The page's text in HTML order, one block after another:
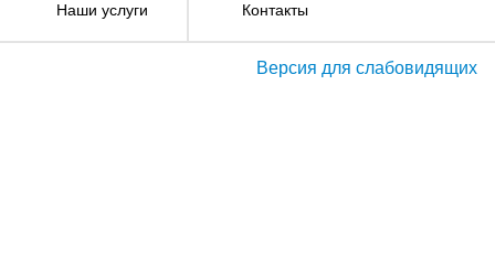
Наши услуги Контакты
Версия для слабовидящих